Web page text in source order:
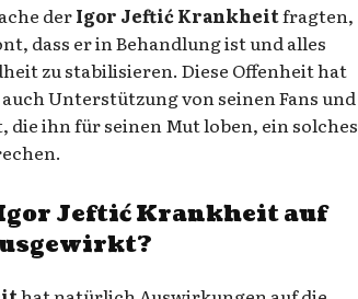
derIgor Jeftić Krankheitfragten,
dass er in Behandlung ist und alles
zu stabilisieren. Diese Offenheit hat
Unterstützung von seinen Fans und
ihn für seinen Mut loben, ein solches
Jeftić Krankheitauf